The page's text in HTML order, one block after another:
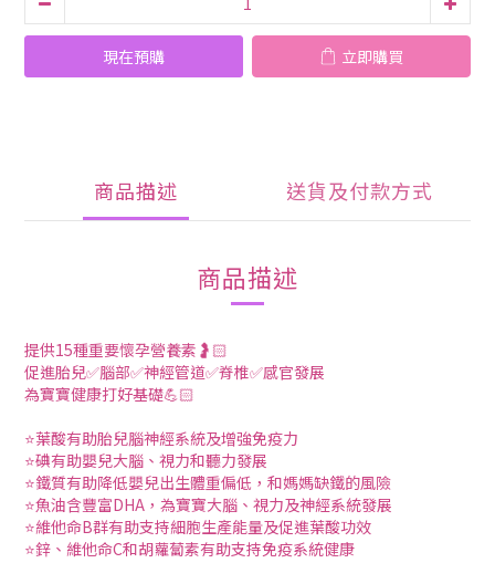
現在預購 立即購買
商品描述 送貨及付款方式
商品描述
提供15種重要懷孕營養素🤰🏻
促進胎兒✅腦部✅神經管道✅脊椎✅感官發展
為寶寶健康打好基礎💪🏻
⭐葉酸有助胎兒腦神經系統及增強免疫力
⭐碘有助嬰兒大腦、視力和聽力發展
⭐鐵質有助降低嬰兒出生體重偏低，和媽媽缺鐵的風險
⭐魚油含豐富DHA，為寶寶大腦、視力及神經系統發展
⭐維他命B群有助支持細胞生產能量及促進葉酸功效
⭐鋅、維他命C和胡蘿蔔素有助支持免疫系統健康